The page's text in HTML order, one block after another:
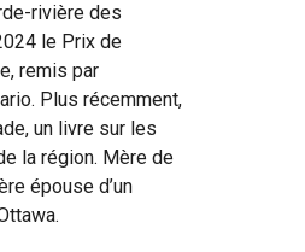
rivière des
le Prix de
remis par
Plus récemment,
un livre sur les
la région. Mère de
épouse d’un